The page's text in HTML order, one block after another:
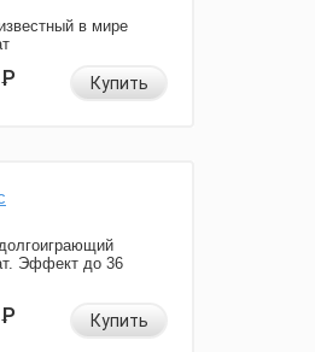
в мире
Р Купить
Эффект до 36
Р Купить